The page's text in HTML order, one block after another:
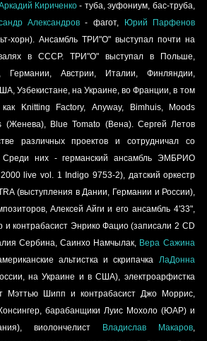
Аркадий Кириченко- туба, эуфониум, бас-труба,
Александр Александров- фагот,
Юрий Парфенов
в Польше,
Factory, Anyway, Bimhuis, Moods
Tomato (Вена). Сергей Летов
различных проектов и сотрудничал со
многими музыкантами. Среди них - германский ансамбль ЭМБРИО
(компакт-диск EMBRYO 2000 live vol. 1 Indigo 9753-2), датский оркестр
(выступления в Дании, Германии и России),
, Алексей Айги и его ансамбль 4'33",
и контрабасист
Энрико Фацио (записали 2 CD
Сербина, Саинхо Намчылак, Вера Сажина
альтистка и скрипачка ЛаДонна
в России, на Украине и в США), электроарфистка
Мэттью Шипп и контрабасист Джо Моррис,
,барабанщики Луис Мохоло(ЮАР) и
виолончелист Владислав Макаров,